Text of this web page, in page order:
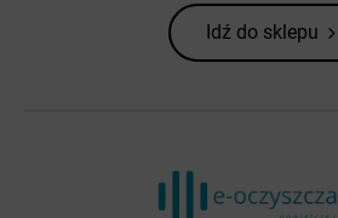
Idź do sklepu